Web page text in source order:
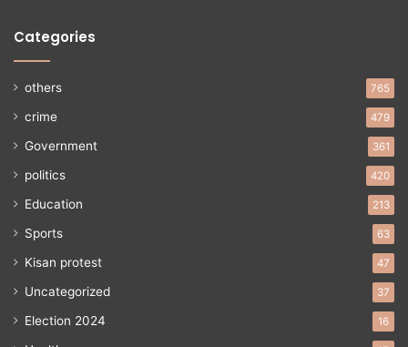
Categories
others 765
crime 479
Government 361
politics 420
Education 213
Sports 63
Kisan protest 47
Uncategorized 37
Election 2024 16